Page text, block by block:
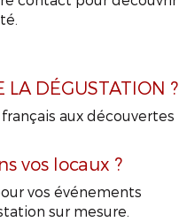
DÉGUSTATION ?
aux découvertes
vos locaux ?
vos événements
sur mesure.